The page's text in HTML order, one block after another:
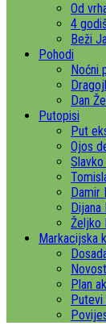
Od
4
Beži
Pohodi
Noćni
Dan
Putopisi
Put
Ojos
Damir
Dijana
Željko
Markacijska
Plan
Putevi